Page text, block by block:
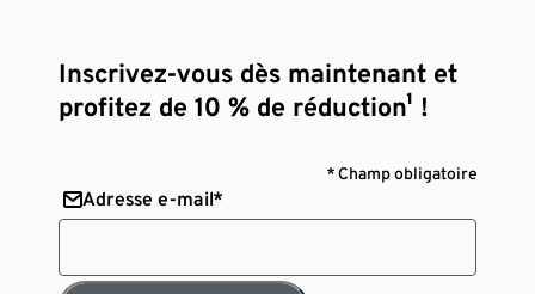
Inscrivez-vous dès maintenant et
profitez de 10 % de réduction¹ !
* Champ obligatoire
Adresse e-mail*